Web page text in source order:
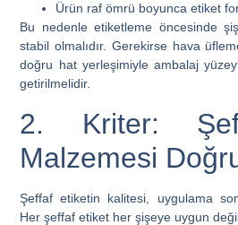
Ürün raf ömrü boyunca etiket
Bu nedenle etiketleme öncesinde
stabil olmalıdır. Gerekirse hava
doğru hat yerleşimiyle ambalaj
getirilmelidir.
2. Kriter:
Malzemesi
Şeffaf etiketin kalitesi, uygulama
Her şeffaf etiket her şişeye uygun